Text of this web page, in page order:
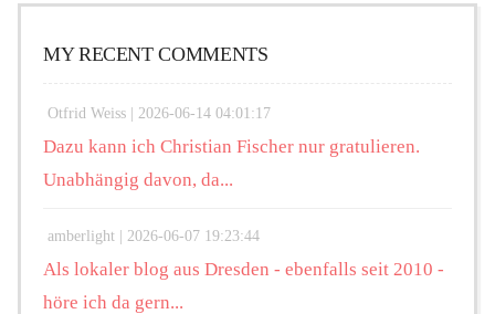
MY RECENT COMMENTS
Otfrid Weiss | 2026-06-14 04:01:17
Dazu kann ich Christian Fischer nur gratulieren.
Unabhängig davon, da...
amberlight | 2026-06-07 19:23:44
Als lokaler blog aus Dresden - ebenfalls seit 2010 -
höre ich da gern...